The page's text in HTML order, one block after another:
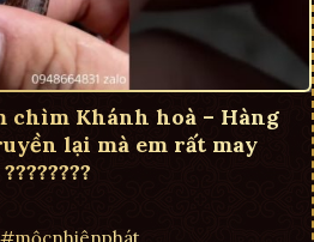
chìm Khánh hoà – Hàng
lại mà em rất may